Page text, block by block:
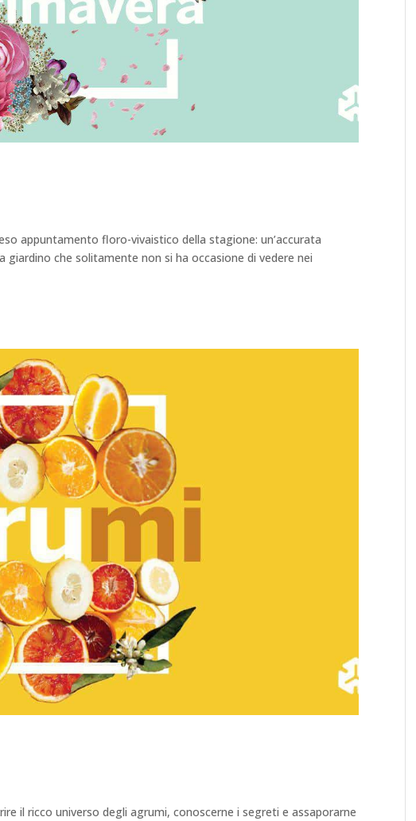
appuntamento floro-vivaistico della stagione: un’accurata
che solitamente non si ha occasione di vedere nei
il ricco universo degli agrumi, conoscerne i segreti e assaporarne